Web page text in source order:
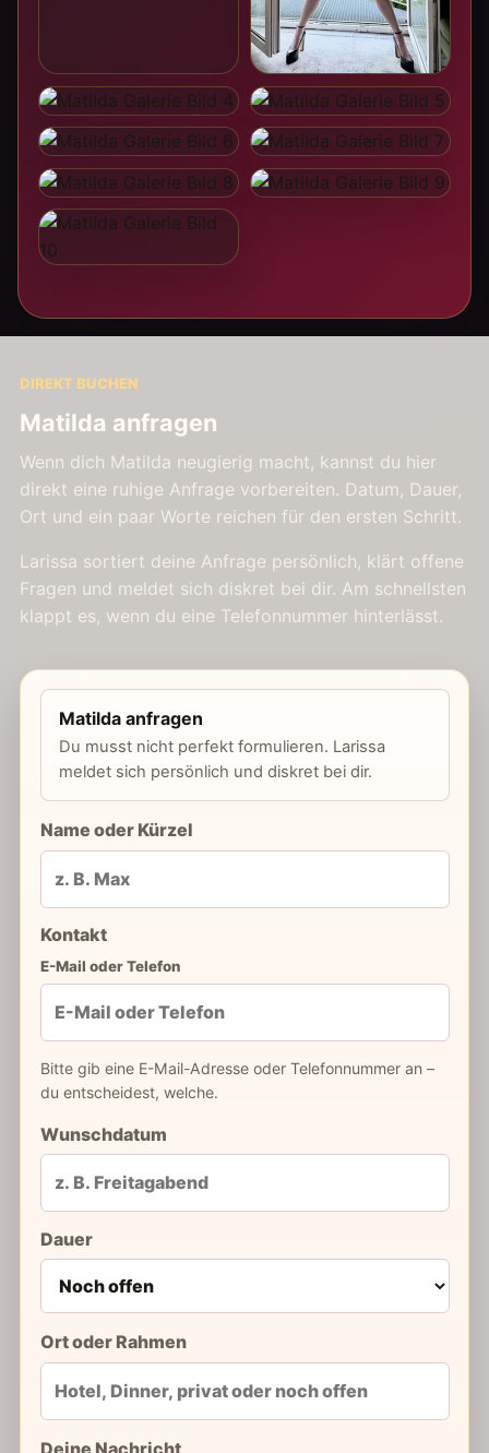
DIREKT BUCHEN
Matilda anfragen
Wenn dich Matilda neugierig macht, kannst du hier
direkt eine ruhige Anfrage vorbereiten. Datum, Dauer,
Ort und ein paar Worte reichen für den ersten Schritt.
Larissa sortiert deine Anfrage persönlich, klärt offene
Fragen und meldet sich diskret bei dir. Am schnellsten
klappt es, wenn du eine Telefonnummer hinterlässt.
Matilda anfragen
Du musst nicht perfekt formulieren. Larissa
meldet sich persönlich und diskret bei dir.
Name oder Kürzel
Kontakt
E-Mail oder Telefon
Bitte gib eine E-Mail-Adresse oder Telefonnummer an –
du entscheidest, welche.
Wunschdatum
Dauer
Ort oder Rahmen
Deine Nachricht